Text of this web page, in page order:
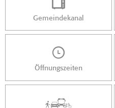
Gemeindekanal
Öffnungszeiten